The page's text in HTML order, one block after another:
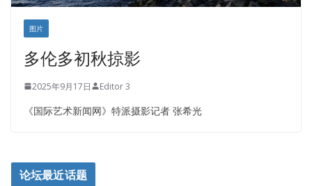
图片
多伦多初秋掠影
2025年9月17日 Editor 3
《国际艺术新闻网》特派摄影记者 张希光
论坛最近话题